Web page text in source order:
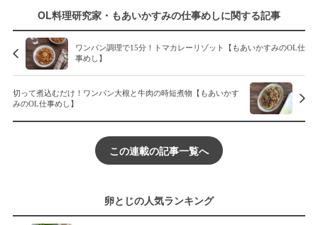
OL料理研究家・もあいかすみの仕事めしに関する記事
ワンパン調理で15分！トマカレーリゾット【もあいかすみのOL仕
事めし】
切って煮込むだけ！ワンパン大根と牛肉の時短煮物【もあいかす
みのOL仕事めし】
この連載の記事一覧へ
卵とじの人気ランキング